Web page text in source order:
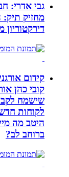
גבי אדרי: חבר
מחזיק תיק:
דירקטוריון
קידום אורגני
קובי כהן אור
שישמח לקבל
לקוחות
היטב מה
ברוחב לב?